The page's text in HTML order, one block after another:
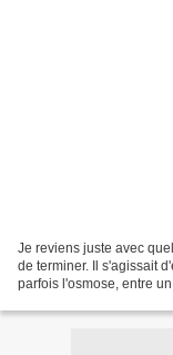
Je reviens juste avec
de terminer. Il s'agissait
parfois l'osmose, entre